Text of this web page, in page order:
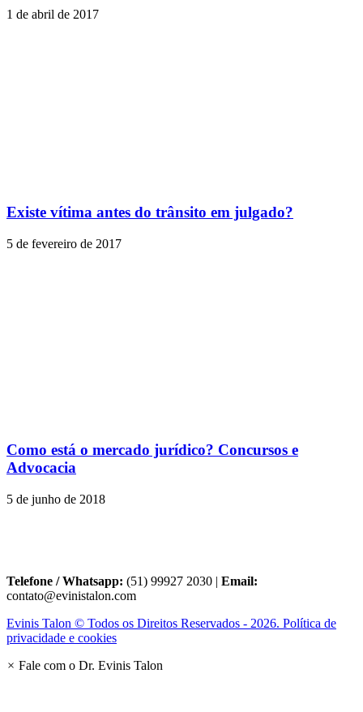
1 de abril de 2017
Existe vítima antes do trânsito em julgado?
5 de fevereiro de 2017
Como está o mercado jurídico? Concursos e
Advocacia
5 de junho de 2018
Telefone / Whatsapp: (51) 99927 2030 | Email:
contato@evinistalon.com
Evinis Talon © Todos os Direitos Reservados - 2026. Política de
privacidade e cookies
× Fale com o Dr. Evinis Talon